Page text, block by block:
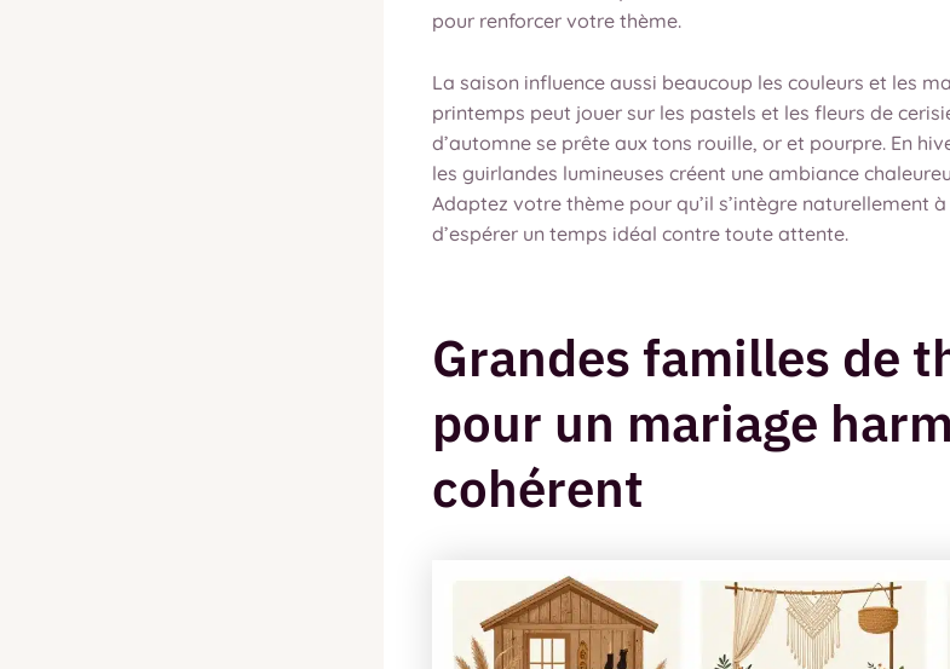
pour renforcer votre thème.
La saison influence aussi beaucoup les couleurs et les
printemps peut jouer sur les pastels et les fleurs de
d’automne se prête aux tons rouille, or et pourpre. En
les guirlandes lumineuses créent une ambiance
Adaptez votre thème pour qu’il s’intègre naturellement
d’espérer un temps idéal contre toute attente.
Grandes familles de
pour un mariage
cohérent